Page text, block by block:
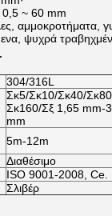
0,5 ~ 60 mm
αμμοκροτήματα,
ψυχρά
304/316L
Σκ5/Σκ10/Σκ40/
Σκ160/Σξ 1,65 mm-
mm
5m-12m
Διαθέσιμο
ISO 9001-2008, Ce.
Σλιβέρ